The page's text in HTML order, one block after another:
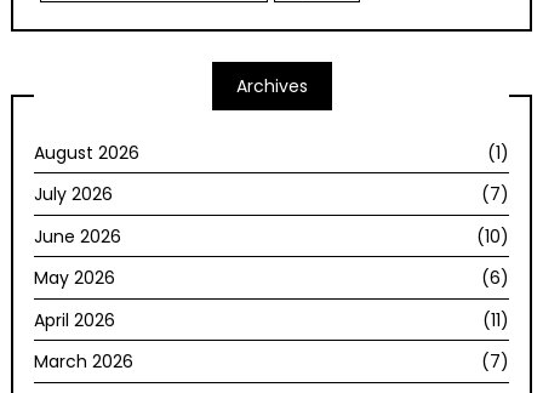
Archives
August 2026
(1)
July 2026
(7)
June 2026
(10)
May 2026
(6)
April 2026
(11)
March 2026
(7)